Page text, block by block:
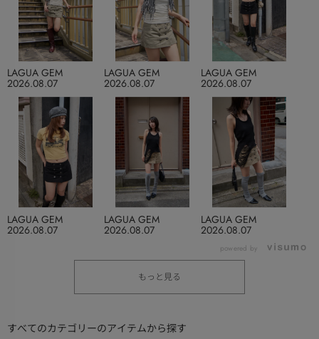
2026.08.07
LAGUA GEM
2026.08.07
LAGUA GEM
2026.08.07
LAGUA GEM
2026.08.07
LAGUA GEM
2026.08.07
LAGUA GEM
2026.08.07
LAGUA GEM
powered by
もっと見る
すべてのカテゴリーのアイテムから探す